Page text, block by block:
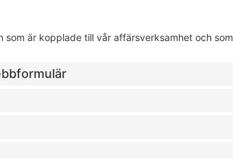
är kopplade till vår affärsverksamhet och som